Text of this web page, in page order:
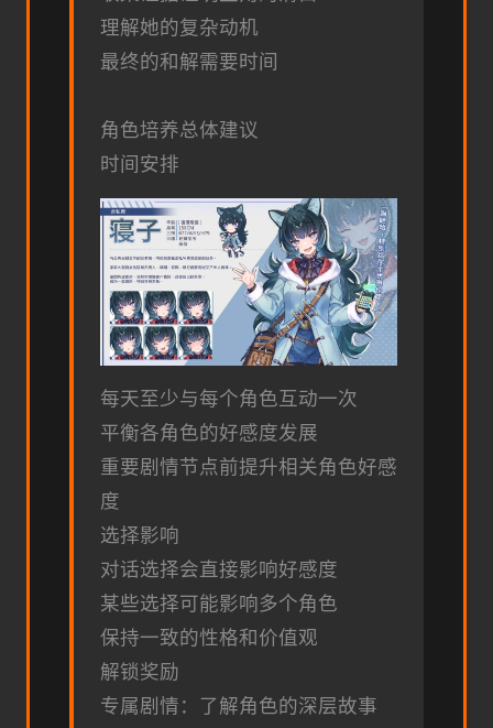
理解她的复杂动机
最终的和解需要时间
角色培养总体建议
时间安排
每天至少与每个角色互动一次
平衡各角色的好感度发展
重要剧情节点前提升相关角色好感
度
选择影响
对话选择会直接影响好感度
某些选择可能影响多个角色
保持一致的性格和价值观
解锁奖励
专属剧情：了解角色的深层故事